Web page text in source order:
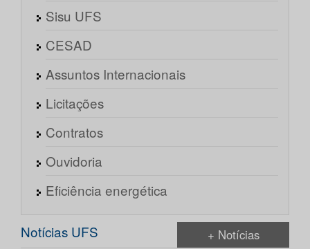
Sisu UFS
CESAD
Assuntos Internacionais
Licitações
Contratos
Ouvidoria
Eficiência energética
Notícias UFS + Notícias